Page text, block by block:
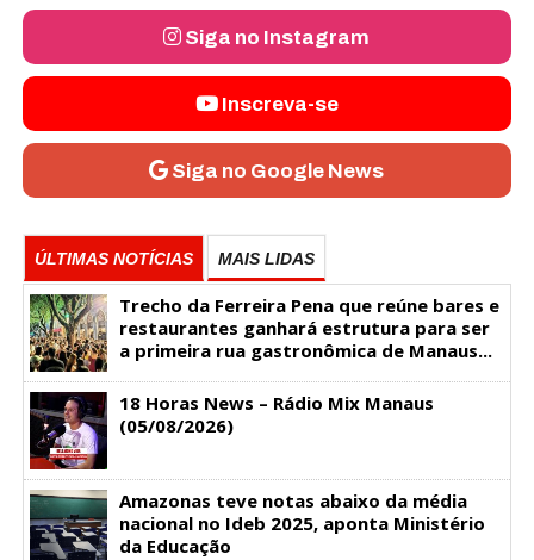
Siga no Instagram
Inscreva-se
Siga no Google News
ÚLTIMAS NOTÍCIAS MAIS LIDAS
Trecho da Ferreira Pena que reúne bares e
restaurantes ganhará estrutura para ser
a primeira rua gastronômica de Manaus...
18 Horas News​​​​​​​​​​​​ – Rádio Mix Manaus
(05/08/2026)
Amazonas teve notas abaixo da média
nacional no Ideb 2025, aponta Ministério
da Educação